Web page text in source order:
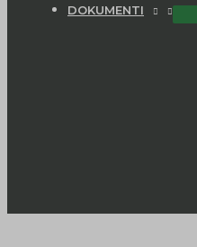
DOKUMENTI